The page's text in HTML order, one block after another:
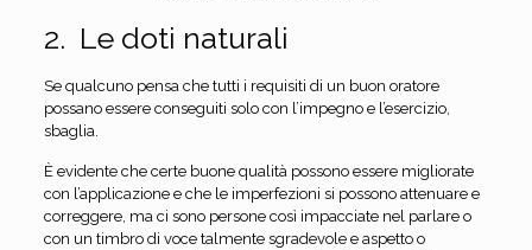
2. Le doti naturali
Se qualcuno pensa che tutti i requisiti di un buon oratore
possano essere conseguiti solo con l’impegno e l’esercizio,
sbaglia.
È evidente che certe buone qualità possono essere migliorate
con l’applicazione e che le imperfezioni si possono attenuare e
correggere, ma ci sono persone così impacciate nel parlare o
con un timbro di voce talmente sgradevole e aspetto o